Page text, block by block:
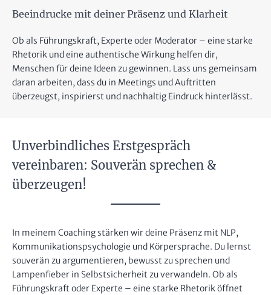
Beeindrucke mit deiner Präsenz und Klarheit
Ob als Führungskraft, Experte oder Moderator – eine starke
Rhetorik und eine authentische Wirkung helfen dir,
Menschen für deine Ideen zu gewinnen. Lass uns gemeinsam
daran arbeiten, dass du in Meetings und Auftritten
überzeugst, inspirierst und nachhaltig Eindruck hinterlässt.
Unverbindliches Erstgespräch
vereinbaren: Souverän sprechen &
überzeugen!
In meinem Coaching stärken wir deine Präsenz mit NLP,
Kommunikationspsychologie und Körpersprache. Du lernst
souverän zu argumentieren, bewusst zu sprechen und
Lampenfieber in Selbstsicherheit zu verwandeln. Ob als
Führungskraft oder Experte – eine starke Rhetorik öffnet